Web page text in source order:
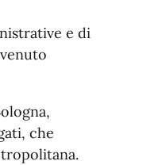
e di
che